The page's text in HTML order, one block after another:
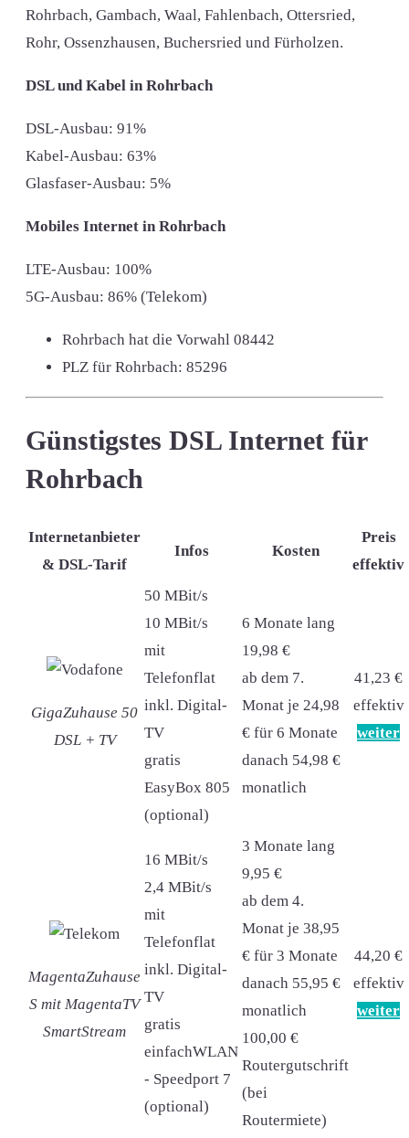
Rohrbach, Gambach, Waal, Fahlenbach, Ottersried,
Rohr, Ossenzhausen, Buchersried und Fürholzen.
DSL und Kabel in Rohrbach
DSL-Ausbau: 91%
Kabel-Ausbau: 63%
Glasfaser-Ausbau: 5%
Mobiles Internet in Rohrbach
LTE-Ausbau: 100%
5G-Ausbau: 86% (Telekom)
Rohrbach hat die Vorwahl 08442
PLZ für Rohrbach: 85296
Günstigstes DSL Internet für
Rohrbach
Internetanbieter
& DSL-Tarif
Infos Kosten
Preis
effektiv
GigaZuhause 50
DSL + TV
50 MBit/s
10 MBit/s
mit
Telefonflat
inkl. Digital-
TV
gratis
EasyBox 805
(optional)
6 Monate lang
19,98 €
ab dem 7.
Monat je 24,98
€ für 6 Monate
danach 54,98 €
monatlich
41,23 €
effektiv
weiter
MagentaZuhause
S mit MagentaTV
SmartStream
16 MBit/s
2,4 MBit/s
mit
Telefonflat
inkl. Digital-
TV
gratis
einfachWLAN
- Speedport 7
(optional)
3 Monate lang
9,95 €
ab dem 4.
Monat je 38,95
€ für 3 Monate
danach 55,95 €
monatlich
100,00 €
Routergutschrift
(bei
Routermiete)
44,20 €
effektiv
weiter